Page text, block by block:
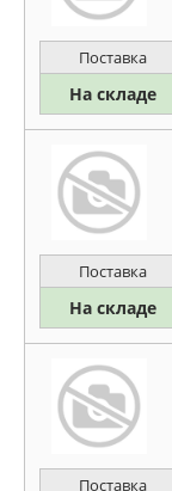
Поставка
На складе
Поставка
На складе
Поставка